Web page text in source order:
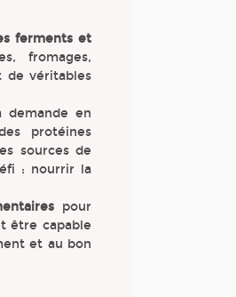
ferments et
fromages,
de véritables
en
protéines
sources de
: nourrir la
pour
être capable
et au bon